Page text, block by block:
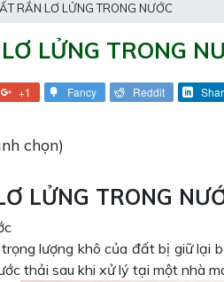
RẮN LƠ LỬNG TRONG NƯỚC
LỬNG TRONG
+1 Fancy Reddit
chọn)
LỬNG TRONG
lượng khô của đất bị giữ lại
thải sau khi xử lý tại một nhà